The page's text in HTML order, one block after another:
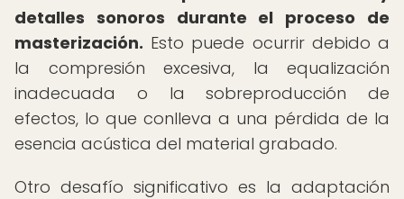
detalles sonoros durante el proceso de
masterización. Esto puede ocurrir debido a
la compresión excesiva, la equalización
inadecuada o la sobreproducción de
efectos, lo que conlleva a una pérdida de la
esencia acústica del material grabado.
Otro desafío significativo es la adaptación